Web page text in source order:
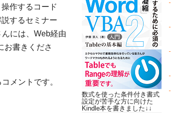
作するコード
するセミナー
には、Web経由
お書きくださ
メントです。
数式を使った条件付き書式
設定が苦手な方に向けた
Kindle本を書きました↓↓